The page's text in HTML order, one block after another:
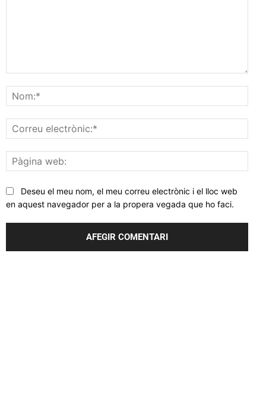
web:
Deseu el meu nom, el meu correu electrònic i el lloc web
en aquest navegador per a la propera vegada que ho faci.